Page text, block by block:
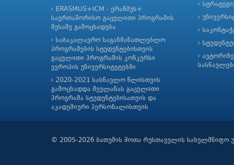
ERASMUS+ICM - ერაზმუს+
საერთაშორისო გაცვლითი პროგრამის
მესამე გამოცხადება
საბაკალავრო საგანმანათლებლო
პროგრამების სტუდენტებისთვის
გაცვლითი პროგრამის კონკურსი
ევროპის უნივერსიტეტებში
2020-2021 სასწავლო წლისთვის
გამოცხადდა მევლანას გაცვლითი
პროგრამა სტუდენტებისათვის და
აკადემიური პერსონალისთვის
© 2005-2026 ბათუმის შოთა რუსთაველის სახელმწიფო